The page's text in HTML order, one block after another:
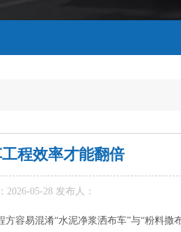
程效率才能翻倍
2026-05-28 发布人：
容易混淆“水泥净浆洒布车”与“粉料撒